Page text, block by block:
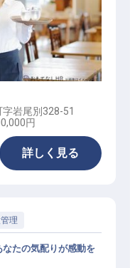
スタッフ（一般
岩尾別328-51
円
詳しく見る
理
たの気配りが感動を